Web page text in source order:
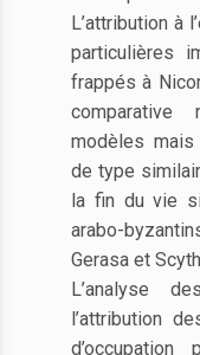
L’attribution à
particulières
frappés à
modèles mais
de type
la fin du vie
arabo-
Gerasa et
L’analyse
l’attribution